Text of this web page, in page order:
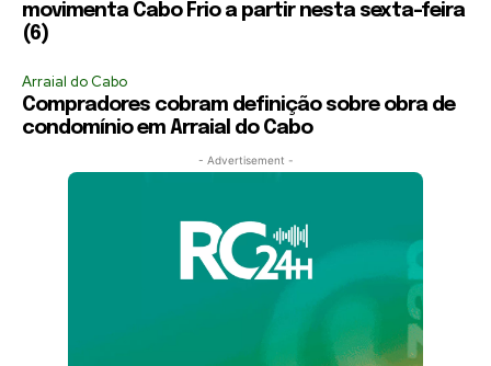
movimenta Cabo Frio a partir nesta sexta-feira
(6)
Arraial do Cabo
Compradores cobram definição sobre obra de
condomínio em Arraial do Cabo
- Advertisement -